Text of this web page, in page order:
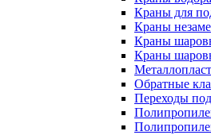
Краны для
Краны
Краны
Краны
Обратные
Переходы